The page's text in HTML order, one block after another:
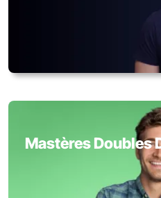
Mastères Doubles